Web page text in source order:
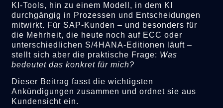
KI-Tools, hin zu einem Modell, in dem KI
durchgängig in Prozessen und Entscheidungen
mitwirkt. Für SAP-Kunden – und besonders für
die Mehrheit, die heute noch auf ECC oder
unterschiedlichen S/4HANA-Editionen läuft –
stellt sich aber die praktische Frage: Was
bedeutet das konkret für mich?
Dieser Beitrag fasst die wichtigsten
Ankündigungen zusammen und ordnet sie aus
Kundensicht ein.